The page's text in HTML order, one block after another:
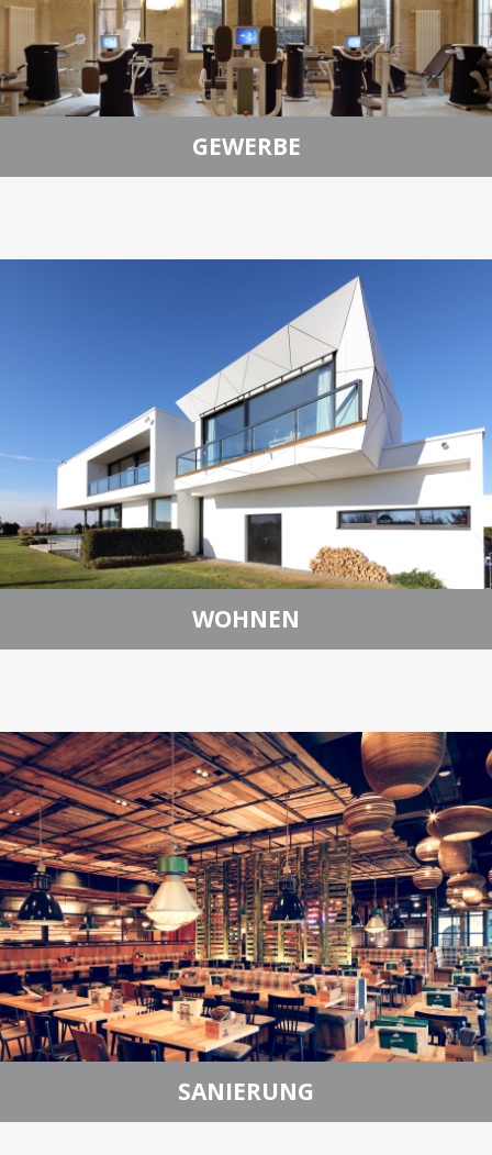
GEWERBE
WOHNEN
SANIERUNG